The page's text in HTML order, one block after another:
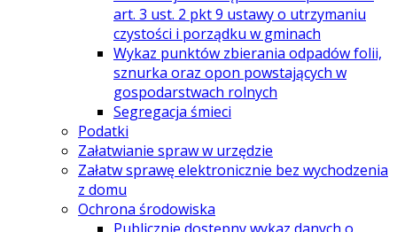
art. 3 ust. 2 pkt 9 ustawy o utrzymaniu
czystości i porządku w gminach
Wykaz punktów zbierania odpadów folii,
sznurka oraz opon powstających w
gospodarstwach rolnych
Segregacja śmieci
Podatki
Załatwianie spraw w urzędzie
Załatw sprawę elektronicznie bez wychodzenia
z domu
Ochrona środowiska